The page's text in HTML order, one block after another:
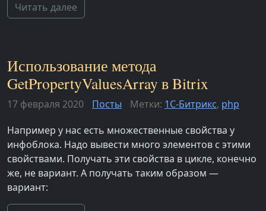
Читать далее
Использование метода
GetPropertyValuesArray в Bitrix
17 февраля 2020 Посты Метки: 1С-Битрикс, php
Например у нас есть множественные свойства у
инфоблока. Надо вывести много элементов с этими
свойствами. Получать эти свойства в цикле, конечно
же, не вариант. А получать таким образом —
вариант: